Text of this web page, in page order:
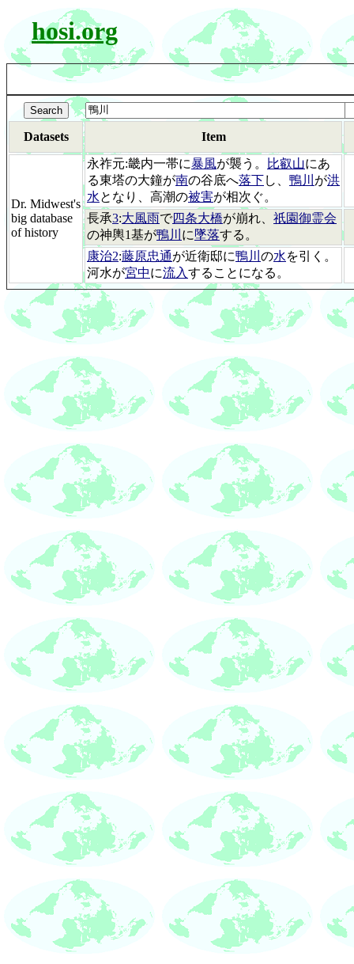
hosi.org
Datasets Item
Dr. Midwest's
big database
of history
永祚元:畿内一帯に暴風が襲う。 比叡山にあ
る東塔の大鐘が南の谷底へ落下し、 鴨川 が洪
水となり、高潮の被害が相次ぐ。
長承3:大風雨で四条大橋が崩れ、 祇園御霊会
の神輿1基が鴨川 に墜落する。
康治2:藤原忠通が近衛邸に鴨川 の水を引く。
河水が宮中に流入することになる。